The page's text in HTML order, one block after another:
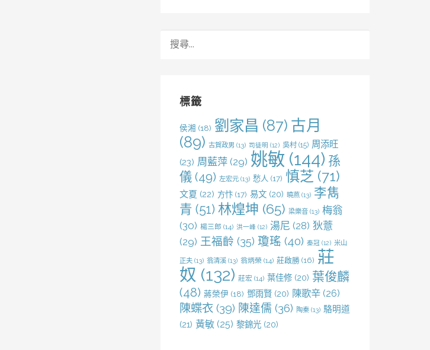
標籤
侯湘 (18) 劉家昌 (87) 古月
(89) 古賀政男 (13) 司徒明 (12) 吳村(15) 周添旺
(23) 周藍萍(29) 姚敏 (144) 孫
儀(49) 左宏元(13) 愁人 (17) 慎芝 (71)
文夏 (22) 方忭(17) 易文(20) 曉燕(13) 李雋
青 (51) 林煌坤 (65) 梁樂音(13) 梅翁
(30) 楊三郎 (14) 洪一峰 (12) 湯尼 (28) 狄薏
(29) 王福齡 (35) 瓊瑤 (40) 秦冠 (12) 米山
正夫(13) 翁清溪(13) 翁炳榮 (14) 莊啟勝(16) 莊
奴 (132) 莊宏(14) 葉佳修(20) 葉俊麟
(48) 蔣榮伊 (18) 鄧雨賢(20) 陳歌辛(26)
陳蝶衣(39) 陳達儒 (36) 陶秦(13) 駱明道
(21) 黃敏(25) 黎錦光(20)